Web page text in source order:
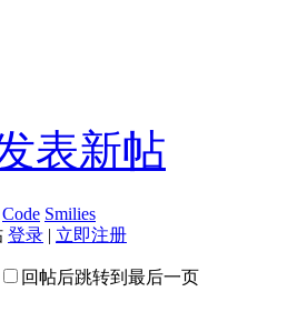
表新帖
Code Smilies
登录 | 立即注册
回帖后跳转到最后一页